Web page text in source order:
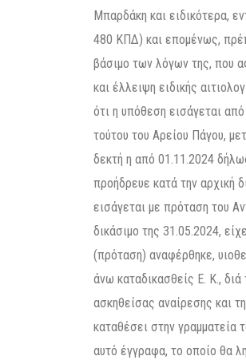
Μπαρδάκη και ειδικότερα,
480 ΚΠΔ) και επομένως,
βάσιμο των λόγων της, που
και έλλειψη ειδικής
ότι η υπόθεση εισάγεται
τούτου του Αρείου Πάγου,
δεκτή η από 01.11.2024
προήδρευε κατά την αρχική
εισάγεται με πρόταση του
δικάσιμο της 31.05.2024,
(πρόταση) αναφέρθηκε,
άνω καταδικασθείς Ε. Κ.,
ασκηθείσας αναίρεσης και
καταθέσει στην γραμματεία
αυτό έγγραφα, το οποίο θα